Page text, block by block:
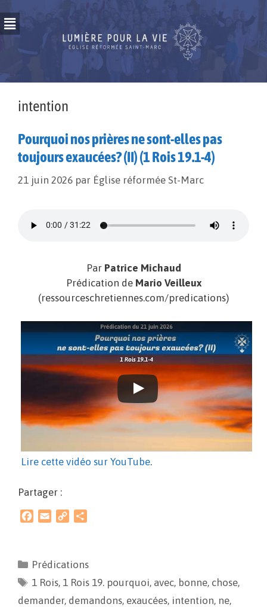
intention
Pourquoi nos prières ne sont-elles pas
toujours exaucées? (II) (1 Rois 19.1-4)
21 juin 2026 par Église réformée St-Marc
Par Patrice Michaud
Prédication de Mario Veilleux
(ressourceschretiennes.com/predications)
Lire cette vidéo sur YouTube.
Partager :
b
o
l
L
i
n
a
g
Prédications
1 Rois, 1 Rois 19. pourquoi, avec, bonne, chose,
demander, demandons, exaucées, intention, ne,